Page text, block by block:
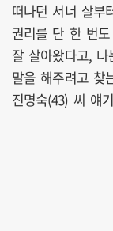
떠나던 서너 살부
권리를 단 한 번
잘 살아왔다고,
말을 해주려고 찾
진명숙(43) 씨 얘